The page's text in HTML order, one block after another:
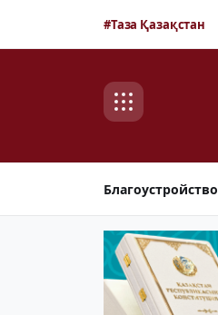
#Таза Қазақстан
Благоустройство